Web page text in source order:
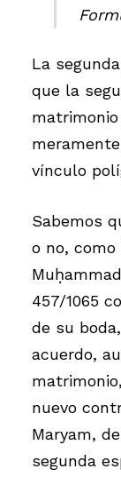
La
que la
vínculo
Sabemos
o no,
457/1065
de su
acuerdo,
nuevo
Maryam,
segunda